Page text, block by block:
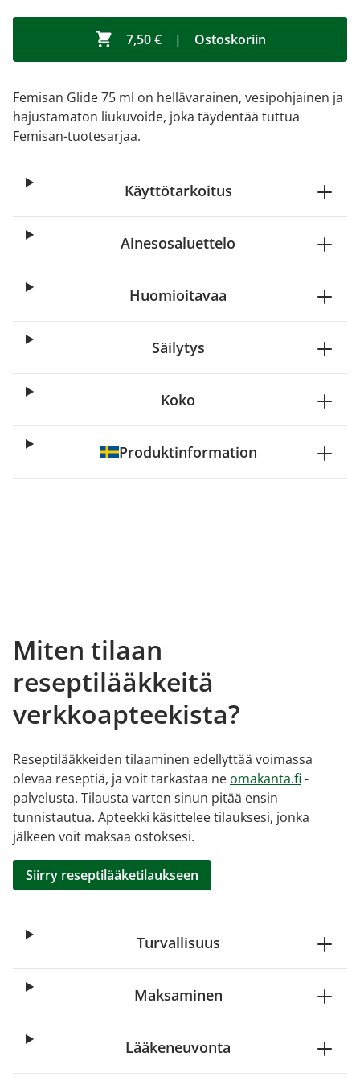
7,50 € | Ostoskoriin
Femisan Glide 75 ml on hellävarainen, vesipohjainen ja
hajustamaton liukuvoide, joka täydentää tuttua
Femisan-tuotesarjaa.
Käyttötarkoitus
Ainesosaluettelo
Huomioitavaa
Säilytys
Koko
Produktinformation
Miten tilaan
reseptilääkkeitä
verkkoapteekista?
Reseptilääkkeiden tilaaminen edellyttää voimassa
olevaa reseptiä, ja voit tarkastaa ne omakanta.fi -
palvelusta. Tilausta varten sinun pitää ensin
tunnistautua. Apteekki käsittelee tilauksesi, jonka
jälkeen voit maksaa ostoksesi.
Siirry reseptilääketilaukseen
Turvallisuus
Maksaminen
Lääkeneuvonta